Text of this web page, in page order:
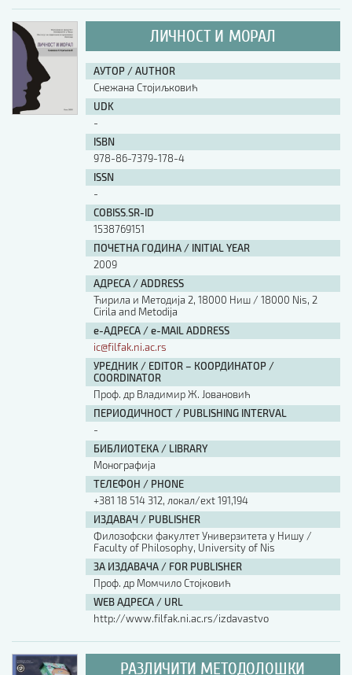
ЛИЧНОСТ И МОРАЛ
АУТОР / AUTHOR
Снежана Стојиљковић
UDK
-
ISBN
978-86-7379-178-4
ISSN
-
COBISS.SR-ID
1538769151
ПОЧЕТНА ГОДИНА / INITIAL YEAR
2009
АДРЕСА / ADDRESS
Ћирила и Методија 2, 18000 Ниш / 18000 Nis, 2
Cirila and Metodija
е-АДРЕСА / e-MAIL ADDRESS
ic@filfak.ni.ac.rs
УРЕДНИК / EDITOR – КООРДИНАТОР /
COORDINATOR
Проф. др Владимир Ж. Јовановић
ПЕРИОДИЧНОСТ / PUBLISHING INTERVAL
-
БИБЛИОТЕКА / LIBRARY
Монографија
ТЕЛЕФОН / PHONE
+381 18 514 312, локал/ext 191,194
ИЗДАВАЧ / PUBLISHER
Филозофски факултет Универзитета у Нишу /
Faculty of Philosophy, University of Nis
ЗА ИЗДАВАЧА / FOR PUBLISHER
Проф. др Момчило Стојковић
WEB АДРЕСА / URL
http://www.filfak.ni.ac.rs/izdavastvo
РАЗЛИЧИТИ МЕТОДОЛОШКИ